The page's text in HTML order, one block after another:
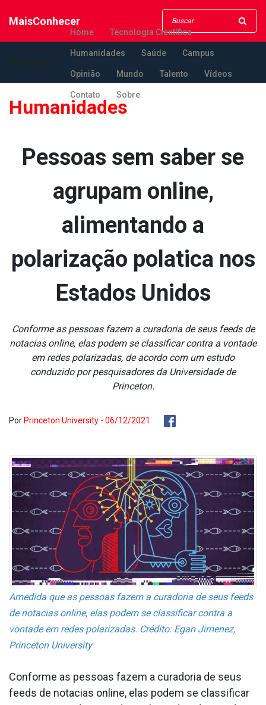
MaisConhecer
Home Tecnologia Científica
Humanidades Saúde Campus
Opinião Mundo Talento Vídeos
Contato Sobre
Humanidades
Pessoas sem saber se
agrupam online,
alimentando a
polarização pola­tica nos
Estados Unidos
Conforme as pessoas fazem a curadoria de seus feeds de
nota­cias online, elas podem se classificar contra a vontade
em redes polarizadas, de acordo com um estudo
conduzido por pesquisadores da Universidade de
Princeton.
Por Princeton University - 06/12/2021
Amedida que as pessoas fazem a curadoria de seus feeds
de nota­cias online, elas podem se classificar contra a
vontade em redes polarizadas. Crédito: Egan Jimenez,
Princeton University
Conforme as pessoas fazem a curadoria de seus
feeds de nota­cias online, elas podem se classificar